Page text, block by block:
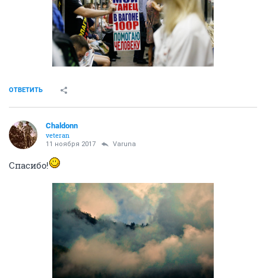
ОТВЕТИТЬ
Chaldonn
veteran
11 ноября 2017 Varuna
Спасибо!